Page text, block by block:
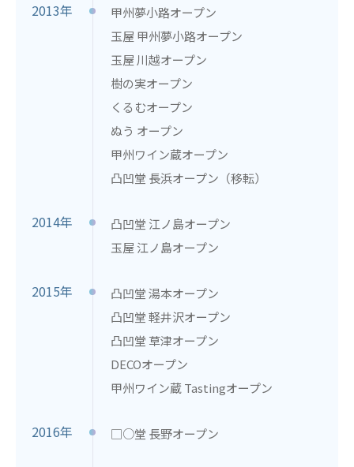
2013年
甲州夢小路オープン
玉屋 甲州夢小路オープン
玉屋 川越オープン
樹の実オープン
くるむオープン
ぬう オープン
甲州ワイン蔵オープン
凸凹堂 長浜オープン（移転）
2014年
凸凹堂 江ノ島オープン
玉屋 江ノ島オープン
2015年
凸凹堂 湯本オープン
凸凹堂 軽井沢オープン
凸凹堂 草津オープン
DECOオープン
甲州ワイン蔵 Tastingオープン
2016年 □○堂 長野オープン